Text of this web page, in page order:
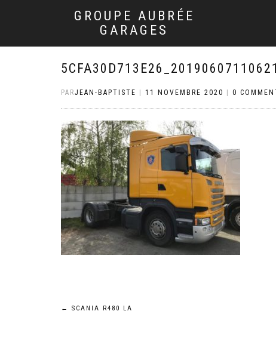
GROUPE AUBRÉE
GARAGES
PARJEAN-BAPTISTE 11 NOVEMBRE 2020 0
Navigation
← SCANIA R480 LA